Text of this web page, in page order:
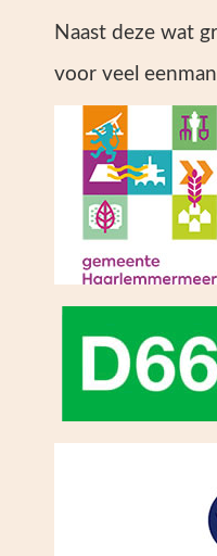
Naast deze wat
voor veel